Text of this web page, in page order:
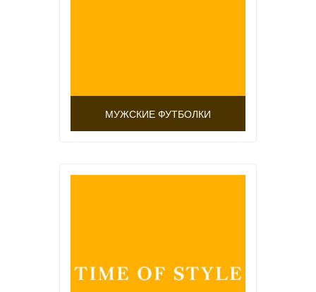
МУЖСКИЕ ФУТБОЛКИ